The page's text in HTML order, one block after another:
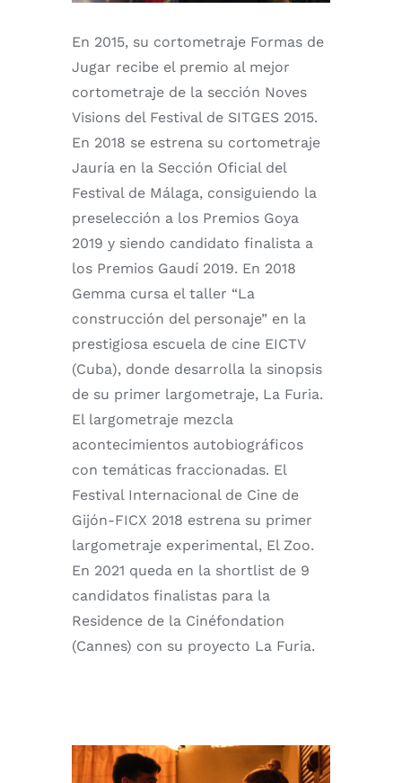
En 2015, su cortometraje Formas de
Jugar recibe el premio al mejor
cortometraje de la sección Noves
Visions del Festival de SITGES 2015.
En 2018 se estrena su cortometraje
Jauría en la Sección Oficial del
Festival de Málaga, consiguiendo la
preselección a los Premios Goya
2019 y siendo candidato finalista a
los Premios Gaudí 2019. En 2018
Gemma cursa el taller “La
construcción del personaje” en la
prestigiosa escuela de cine EICTV
(Cuba), donde desarrolla la sinopsis
de su primer largometraje, La Furia.
El largometraje mezcla
acontecimientos autobiográficos
con temáticas fraccionadas. El
Festival Internacional de Cine de
Gijón-FICX 2018 estrena su primer
largometraje experimental, El Zoo.
En 2021 queda en la shortlist de 9
candidatos finalistas para la
Residence de la Cinéfondation
(Cannes) con su proyecto La Furia.